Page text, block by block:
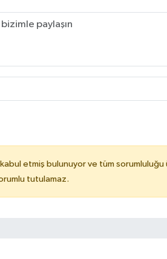
kabul etmiş bulunuyor ve tüm sorumluluğu
tutulamaz.